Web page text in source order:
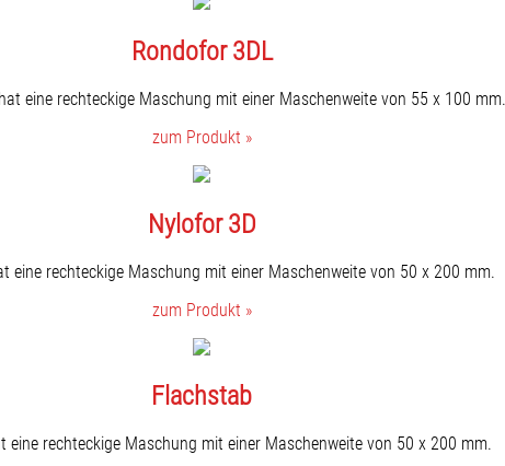
Rondofor 3DL
eine rechteckige Maschung mit einer Maschenweite von 55 x 100 mm.
zum Produkt »
Nylofor 3D
eine rechteckige Maschung mit einer Maschenweite von 50 x 200 mm.
zum Produkt »
Flachstab
eine rechteckige Maschung mit einer Maschenweite von 50 x 200 mm.